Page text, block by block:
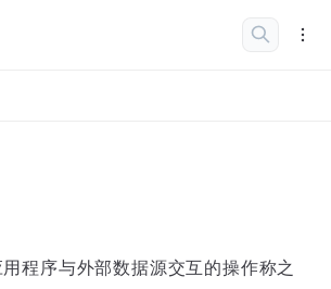
程序与外部数据源交互的操作称之